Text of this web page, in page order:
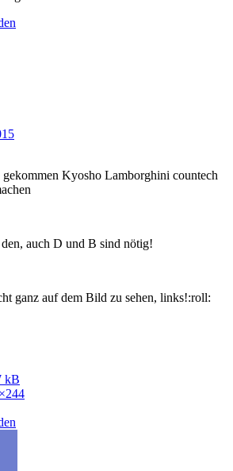
gekommen Kyosho Lamborghini countech
auch D und B sind nötig!
ganz auf dem Bild zu sehen, links!:roll:
kB